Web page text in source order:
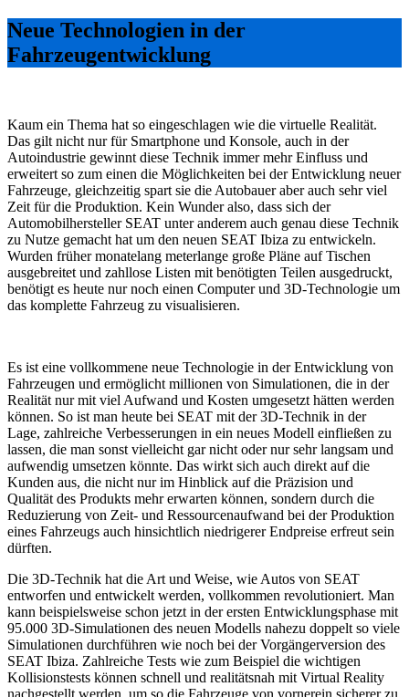
Neue Technologien in der
Fahrzeugentwicklung
Kaum ein Thema hat so eingeschlagen wie die virtuelle Realität.
Das gilt nicht nur für Smartphone und Konsole, auch in der
Autoindustrie gewinnt diese Technik immer mehr Einfluss und
erweitert so zum einen die Möglichkeiten bei der Entwicklung neuer
Fahrzeuge, gleichzeitig spart sie die Autobauer aber auch sehr viel
Zeit für die Produktion. Kein Wunder also, dass sich der
Automobilhersteller SEAT unter anderem auch genau diese Technik
zu Nutze gemacht hat um den neuen SEAT Ibiza zu entwickeln.
Wurden früher monatelang meterlange große Pläne auf Tischen
ausgebreitet und zahllose Listen mit benötigten Teilen ausgedruckt,
benötigt es heute nur noch einen Computer und 3D-Technologie um
das komplette Fahrzeug zu visualisieren.
Es ist eine vollkommene neue Technologie in der Entwicklung von
Fahrzeugen und ermöglicht millionen von Simulationen, die in der
Realität nur mit viel Aufwand und Kosten umgesetzt hätten werden
können. So ist man heute bei SEAT mit der 3D-Technik in der
Lage, zahlreiche Verbesserungen in ein neues Modell einfließen zu
lassen, die man sonst vielleicht gar nicht oder nur sehr langsam und
aufwendig umsetzen könnte. Das wirkt sich auch direkt auf die
Kunden aus, die nicht nur im Hinblick auf die Präzision und
Qualität des Produkts mehr erwarten können, sondern durch die
Reduzierung von Zeit- und Ressourcenaufwand bei der Produktion
eines Fahrzeugs auch hinsichtlich niedrigerer Endpreise erfreut sein
dürften.
Die 3D-Technik hat die Art und Weise, wie Autos von SEAT
entworfen und entwickelt werden, vollkommen revolutioniert. Man
kann beispielsweise schon jetzt in der ersten Entwicklungsphase mit
95.000 3D-Simulationen des neuen Modells nahezu doppelt so viele
Simulationen durchführen wie noch bei der Vorgängerversion des
SEAT Ibiza. Zahlreiche Tests wie zum Beispiel die wichtigen
Kollisionstests können schnell und realitätsnah mit Virtual Reality
nachgestellt werden, um so die Fahrzeuge von vornerein sicherer zu